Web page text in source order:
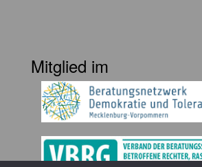
Mitglied im